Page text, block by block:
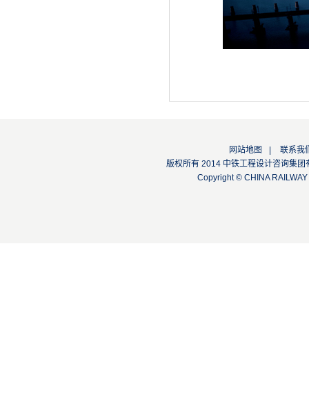
网站地图
联系我
版权所有 2014 中铁工程设计咨询
Copyright © CHINA